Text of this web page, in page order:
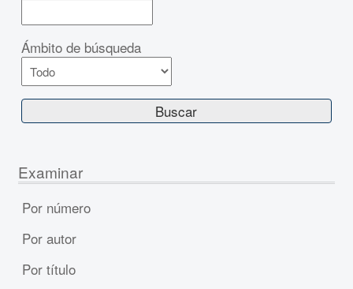
Ámbito de búsqueda
Examinar
Por número
Por autor
Por título